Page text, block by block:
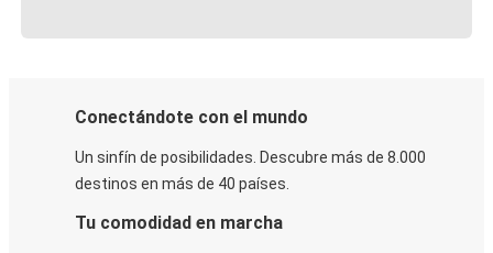
Conectándote con el mundo
Un sinfín de posibilidades. Descubre más de 8.000
destinos en más de 40 países.
Tu comodidad en marcha